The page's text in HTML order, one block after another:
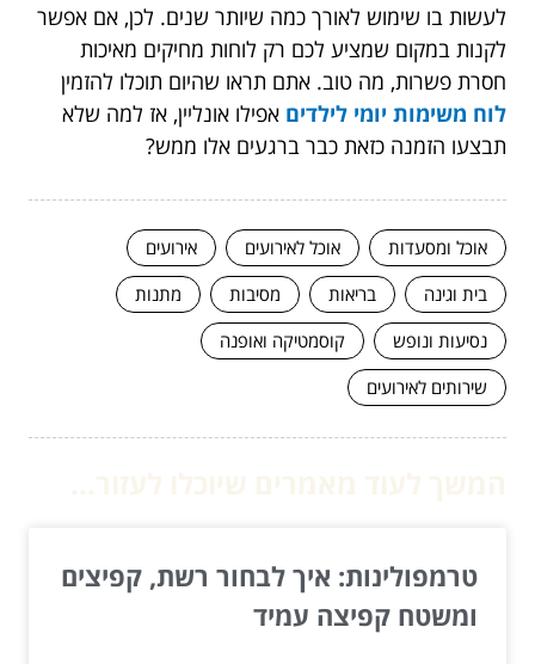
לעשות בו שימוש לאורך כמה שיותר שנים. לכן, אם אפשר
לקנות במקום שמציע לכם רק לוחות מחיקים מאיכות
חסרת פשרות, מה טוב. אתם תראו שהיום תוכלו להזמין
לוח משימות יומי לילדים אפילו אונליין, אז למה שלא
תבצעו הזמנה כזאת כבר ברגעים אלו ממש?
אוכל ומסעדות אוכל לאירועים
אירועים
בית וגינה
בריאות מסיבות
מתנות
נסיעות ונופש
קוסמטיקה ואופנה
שירותים לאירועים
טרמפולינות: איך לבחור רשת, קפיצים
ומשטח קפיצה עמיד